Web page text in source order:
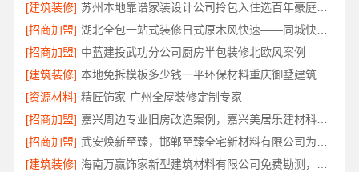
[建筑装修]
苏州本地靠谱家装设计公司拎包入住选百年豪庭新材料有限公司
[招商加盟]
湖北全包一站式装修日式原木风快速——同城快装（湖北）科技有限公司
[招商加盟] 中蓝建投武功分公司厨房半包装修北欧风案例
[建筑装修]
本地免拆模板多少钱一平环保材料重庆御墅建筑材料有限公司
[资源材料] 精匠饰家-广州全屋装修定制专家
[招商加盟]
嘉兴周边专业旧房改造案例，嘉兴美居乐建材科技有限公司
[招商加盟]
[建筑装修]